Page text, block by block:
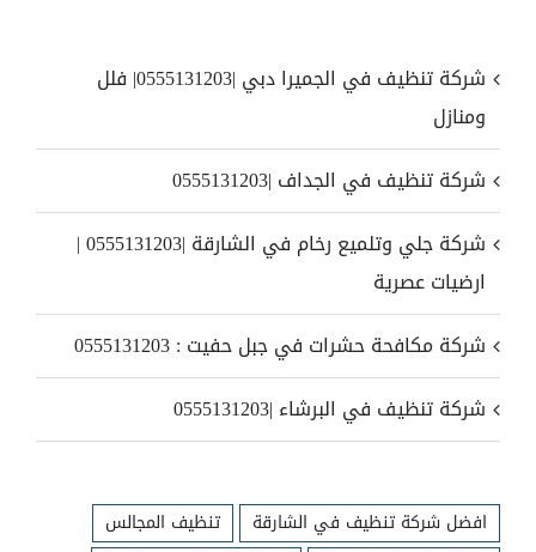
شركة تنظيف في الجميرا دبي |0555131203| فلل
ومنازل
شركة تنظيف في الجداف |0555131203
شركة جلي وتلميع رخام في الشارقة |0555131203 |
ارضيات عصرية
شركة مكافحة حشرات في جبل حفيت : 0555131203
شركة تنظيف في البرشاء |0555131203
افضل شركة تنظيف في الشارقة
تنظيف المجالس